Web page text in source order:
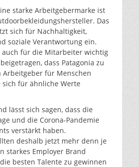
starke Arbeitgebermarke ist
Das
sich für Nachhaltigkeit,
soziale Verantwortung ein.
auch für die Mitarbeiter wichtig
dass Patagonia zu
Arbeitgeber für Menschen
sich für ähnliche Werte
lässt sich sagen, dass die
und die Corona-Pandemie
verstärkt haben.
deshalb jetzt mehr denn je
starkes Employer Brand
besten Talente zu gewinnen